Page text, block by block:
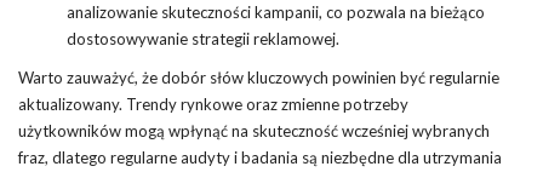
analizowanie skuteczności kampanii, co pozwala na bieżąco
dostosowywanie strategii reklamowej.
Warto zauważyć, że dobór słów kluczowych powinien być regularnie
aktualizowany. Trendy rynkowe oraz zmienne potrzeby
użytkowników mogą wpłynąć na skuteczność wcześniej wybranych
fraz, dlatego regularne audyty i badania są niezbędne dla utrzymania